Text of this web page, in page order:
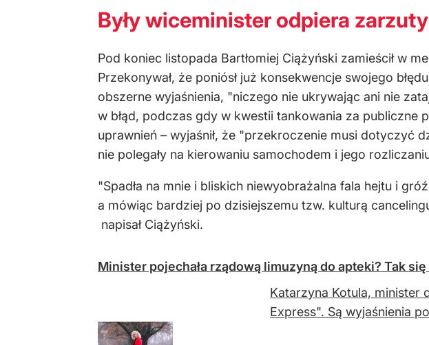
Były wiceminister odpiera zarzuty
Pod koniec listopada Bartłomiej Ciążyński zamieścił w
Przekonywał, że poniósł już konsekwencje swojego
obszerne wyjaśnienia, "niczego nie ukrywając ani nie
w błąd, podczas gdy w kwestii tankowania za publiczne
uprawnień – wyjaśnił, że "przekroczenie musi dotyczyć
nie polegały na kierowaniu samochodem i jego
"Spadła na mnie i bliskich niewyobrażalna fala hejtu i
a mówiąc bardziej po dzisiejszemu tzw. kulturą
napisał Ciążyński.
Minister pojechała rządową limuzyną do apteki? Tak się
Katarzyna Kotula, minister
Express". Są wyjaśnienia